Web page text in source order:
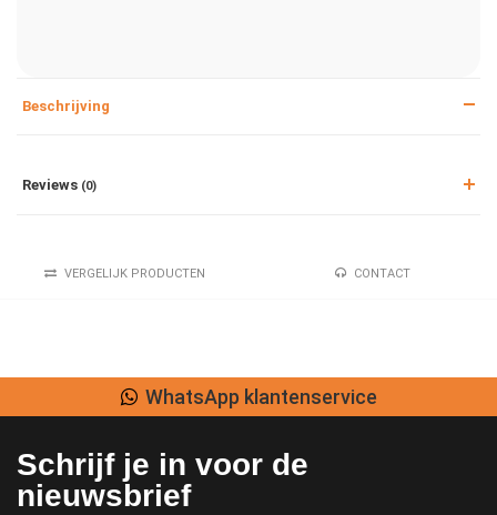
Beschrijving
Reviews (0)
VERGELIJK PRODUCTEN CONTACT
WhatsApp klantenservice
Schrijf je in voor de
nieuwsbrief